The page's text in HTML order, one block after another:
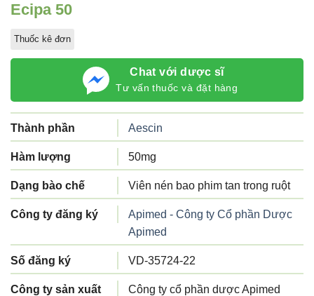
Chat với dược sĩ
Tư vấn thuốc và đặt hàng
Ecipa 50
Thuốc kê đơn
Thành phần Aescin
Hàm lượng 50mg
Dạng bào chế Viên nén bao phim tan trong ruột
Công ty đăng ký
Apimed - Công ty Cổ phần Dược
Apimed
Số đăng ký VD-35724-22
Công ty sản xuất Công ty cổ phần dược Apimed